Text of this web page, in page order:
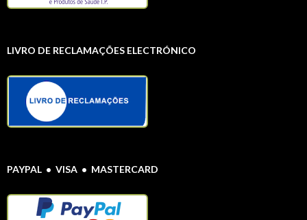
LIVRO DE RECLAMAÇÕES ELECTRÓNICO
PAYPAL • VISA • MASTERCARD